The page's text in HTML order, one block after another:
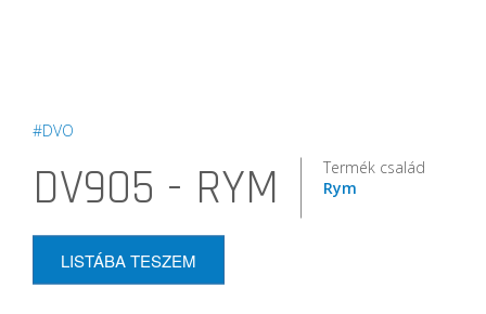
#DVO
DV905 - RYM
Termék család
Rym
LISTÁBA TESZEM